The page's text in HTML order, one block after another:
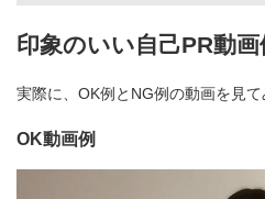
印象のいい自己PR動画
実際に、OK例とNG例の動画を見て
OK動画例